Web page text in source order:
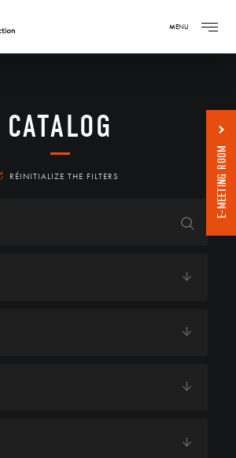
MENU
CATALOG
RÉINITIALIZE THE FILTERS E-MEETING ROOM